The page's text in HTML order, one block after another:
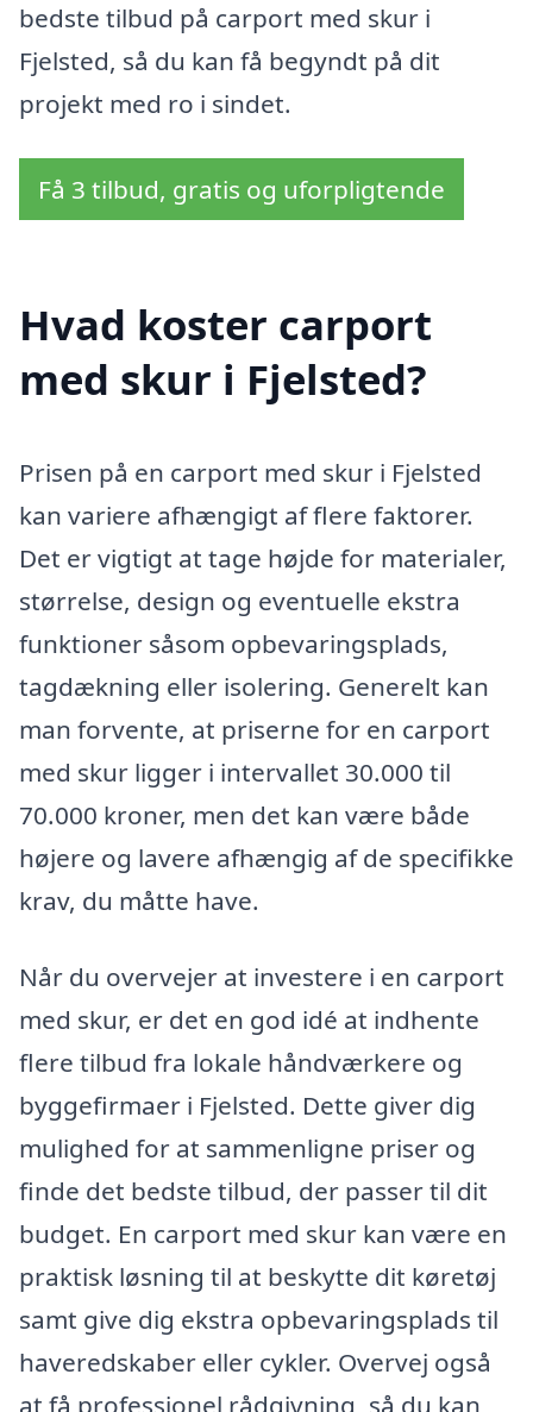
bedste tilbud på carport med skur i
Fjelsted, så du kan få begyndt på dit
projekt med ro i sindet.
Få 3 tilbud, gratis og uforpligtende
Hvad koster carport
med skur i Fjelsted?
Prisen på en carport med skur i Fjelsted
kan variere afhængigt af flere faktorer.
Det er vigtigt at tage højde for materialer,
størrelse, design og eventuelle ekstra
funktioner såsom opbevaringsplads,
tagdækning eller isolering. Generelt kan
man forvente, at priserne for en carport
med skur ligger i intervallet 30.000 til
70.000 kroner, men det kan være både
højere og lavere afhængig af de specifikke
krav, du måtte have.
Når du overvejer at investere i en carport
med skur, er det en god idé at indhente
flere tilbud fra lokale håndværkere og
byggefirmaer i Fjelsted. Dette giver dig
mulighed for at sammenligne priser og
finde det bedste tilbud, der passer til dit
budget. En carport med skur kan være en
praktisk løsning til at beskytte dit køretøj
samt give dig ekstra opbevaringsplads til
haveredskaber eller cykler. Overvej også
at få professionel rådgivning, så du kan